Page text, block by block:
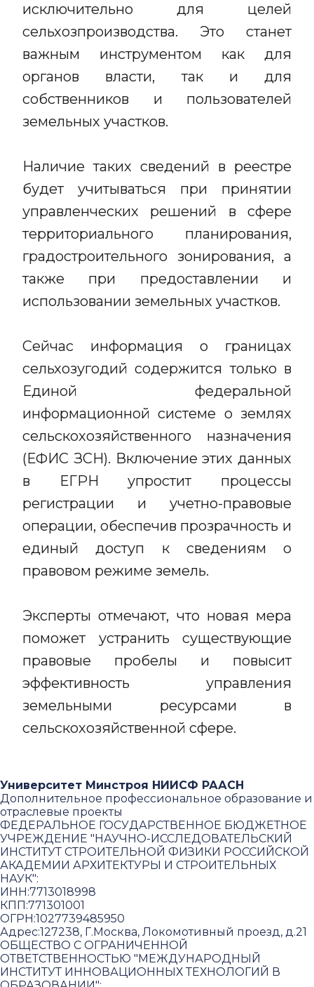
исключительно для целей
сельхозпроизводства. Это станет
важным инструментом как для
органов власти, так и для
собственников и пользователей
земельных участков.
Наличие таких сведений в реестре
будет учитываться при принятии
управленческих решений в сфере
территориального планирования,
градостроительного зонирования, а
также при предоставлении и
использовании земельных участков.
Сейчас информация о границах
сельхозугодий содержится только в
Единой федеральной
информационной системе о землях
сельскохозяйственного назначения
(ЕФИС ЗСН). Включение этих данных
в ЕГРН упростит процессы
регистрации и учетно-правовые
операции, обеспечив прозрачность и
единый доступ к сведениям о
правовом режиме земель.
Эксперты отмечают, что новая мера
поможет устранить существующие
правовые пробелы и повысит
эффективность управления
земельными ресурсами в
сельскохозяйственной сфере.
Университет Минстроя НИИСФ РААСН
Дополнительное профессиональное образование и
отраслевые проекты
ФЕДЕРАЛЬНОЕ ГОСУДАРСТВЕННОЕ БЮДЖЕТНОЕ
УЧРЕЖДЕНИЕ "НАУЧНО-ИССЛЕДОВАТЕЛЬСКИЙ
ИНСТИТУТ СТРОИТЕЛЬНОЙ ФИЗИКИ РОССИЙСКОЙ
АКАДЕМИИ АРХИТЕКТУРЫ И СТРОИТЕЛЬНЫХ
НАУК":
ИНН:7713018998
КПП:771301001
ОГРН:1027739485950
Адрес:127238, Г.Москва, Локомотивный проезд, д.21
ОБЩЕСТВО С ОГРАНИЧЕННОЙ
ОТВЕТСТВЕННОСТЬЮ "МЕЖДУНАРОДНЫЙ
ИНСТИТУТ ИННОВАЦИОННЫХ ТЕХНОЛОГИЙ В